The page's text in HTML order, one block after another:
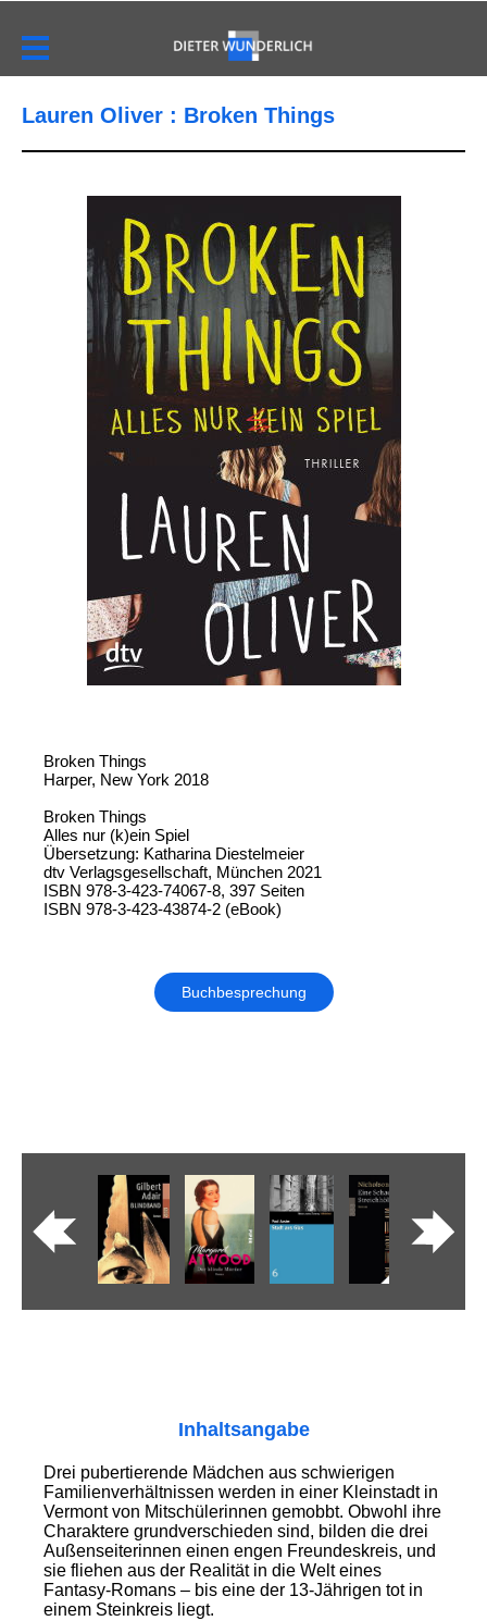
Lauren Oliver : Broken Things
Broken Things
Harper, New York 2018
Broken Things
Alles nur (k)ein Spiel
Übersetzung: Katharina Diestelmeier
dtv Verlagsgesellschaft, München 2021
ISBN 978-3-423-74067-8, 397 Seiten
ISBN 978-3-423-43874-2 (eBook)
Buchbesprechung
Inhaltsangabe
Drei pubertierende Mädchen aus schwierigen
Familienverhältnissen werden in einer Kleinstadt in
Vermont von Mitschülerinnen gemobbt. Obwohl ihre
Charaktere grundverschieden sind, bilden die drei
Außenseiterinnen einen engen Freundeskreis, und
sie fliehen aus der Realität in die Welt eines
Fantasy-Romans – bis eine der 13-Jährigen tot in
einem Steinkreis liegt.